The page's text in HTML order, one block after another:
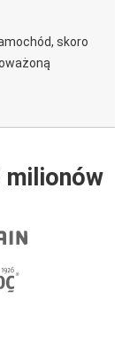
skoro
milionów